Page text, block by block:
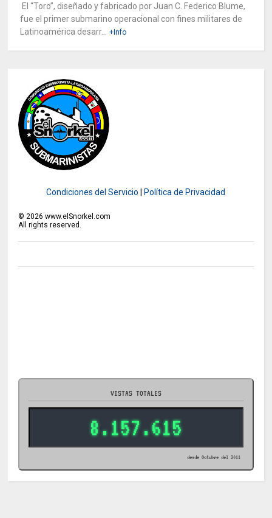
El “Toro”, diseñado y fabricado por Juan C. Federico Blume,
fue el primer submarino operacional con fines militares de
Latinoamérica desarr...
+Info
Condiciones del Servicio Política de Privacidad
© 2026 www.elSnorkel.com
All rights reserved.
VISTAS TOTALES
8.157.615
desde Octubre del 2011